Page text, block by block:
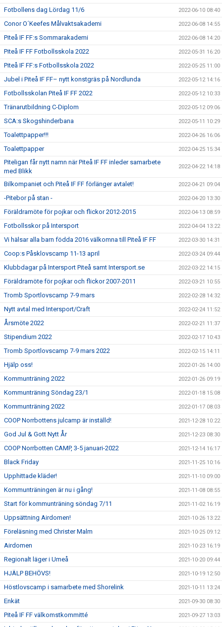
Fotbollens dag Lördag 11/6 2022-06-10 08:40
Conor O´Keefes Målvaktsakademi 2022-06-08 14:55
Piteå IF FF:s Sommarakademi 2022-06-08 14:20
Piteå IF FF Fotbollsskola 2022 2022-05-31 16:20
Piteå IF FF:s Fotbollsskola 2022 2022-05-25 11:00
Jubel i Piteå IF FF– nytt konstgräs på Nordlunda 2022-05-12 14:16
Fotbollsskolan Piteå IF FF 2022 2022-05-12 10:33
Tränarutbildning C-Diplom 2022-05-12 09:06
SCA:s Skogshinderbana 2022-05-11 10:29
Toalettpapper!!! 2022-04-26 16:06
Toalettpapper 2022-04-25 15:34
Piteligan får nytt namn när Piteå IF FF inleder samarbete
med Blikk
2022-04-22 14:18
Bilkompaniet och Piteå IF FF förlänger avtalet! 2022-04-21 09:04
-Pitebor på stan - 2022-04-20 13:30
Föräldramöte för pojkar och flickor 2012-2015 2022-04-13 08:59
Fotbollsskor på Intersport 2022-04-04 13:22
Vi hälsar alla barn födda 2016 välkomna till Piteå IF FF 2022-03-30 14:31
Coop:s Påsklovscamp 11-13 april 2022-03-24 09:44
Klubbdagar på Intersport Piteå samt Intersport.se 2022-03-22 14:15
Föräldramöte för pojkar och flickor 2007-2011 2022-03-21 10:55
Tromb Sportlovscamp 7-9 mars 2022-02-28 14:32
Nytt avtal med Intersport/Craft 2022-02-24 11:52
Årsmöte 2022 2022-02-21 11:37
Stipendium 2022 2022-02-17 10:43
Tromb Sportlovscamp 7-9 mars 2022 2022-02-15 14:11
Hjälp oss! 2022-01-26 14:00
Kommunträning 2022 2022-01-26 09:19
Kommunträning Söndag 23/1 2022-01-18 15:08
Kommunträning 2022 2022-01-17 08:03
COOP Norrbottens julcamp är inställd! 2021-12-28 10:22
God Jul & Gott Nytt År 2021-12-23 08:30
COOP Norrbotten CAMP, 3-5 januari-2022 2021-12-14 16:17
Black Friday 2021-11-25 10:16
Upphittade kläder! 2021-11-10 09:00
Kommunträningen är nu i gång! 2021-11-08 08:55
Start för kommunträning söndag 7/11 2021-11-02 16:19
Uppsättning Airdomen! 2021-10-26 13:22
Föreläsning med Christer Malm 2021-10-25 09:12
Airdomen 2021-10-23 16:19
Regionalt läger i Umeå 2021-10-20 09:44
HJÄLP BEHÖVS! 2021-10-19 12:50
Höstlovscamp i samarbete med Shorelink 2021-10-11 13:24
Enkät 2021-09-30 08:30
Piteå IF FF välkomstkommitté 2021-09-27 13:03